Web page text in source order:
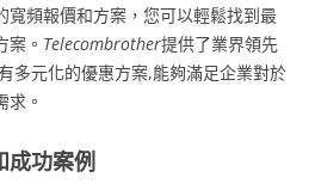
寬頻報價和方案，您可以輕鬆找到最
案。 Telecombrother提供了業界領先
多元化的優惠方案,能夠滿足企業對於
求。
功案例